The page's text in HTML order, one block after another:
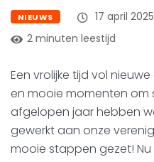
NIEUWS 17 april 2025
2 minuten leestijd
Een vrolijke tijd vol
en mooie momenten om
afgelopen jaar hebben
gewerkt aan onze
mooie stappen gezet!